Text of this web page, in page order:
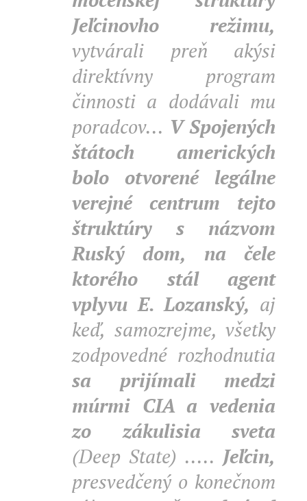
Jeľcinovho režimu,
vytvárali preň akýsi
direktívny program
činnosti a dodávali mu
poradcov... V Spojených
štátoch amerických
bolo otvorené legálne
verejné centrum tejto
štruktúry s názvom
Ruský dom, na čele
ktorého stál agent
vplyvu E. Lozanský, aj
keď, samozrejme, všetky
zodpovedné rozhodnutia
sa prijímali medzi
múrmi CIA a vedenia
zo zákulisia sveta
(Deep State) ..... Jeľcin,
presvedčený o konečnom